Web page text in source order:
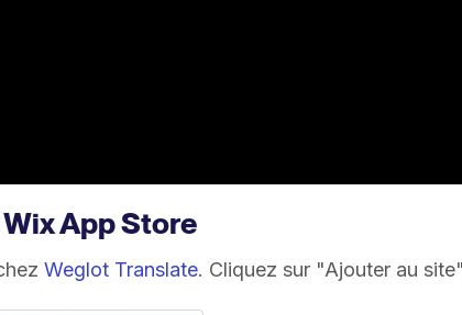
App Store
Weglot Translate. Cliquez sur "Ajouter au